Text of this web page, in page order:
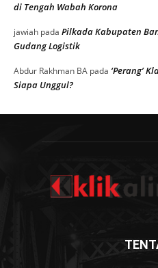
di Tengah Wabah Korona
jawiah pada Pilkada Kabupaten
Gudang Logistik
Abdur Rakhman BA pada ‘Perang’
Siapa Unggul?